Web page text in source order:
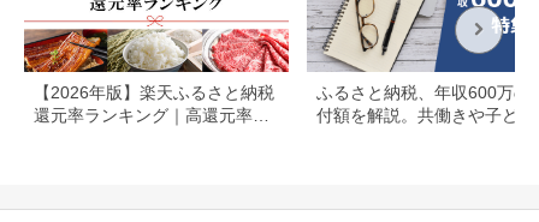
【2026年版】楽天ふるさと納税
還元率ランキング｜高還元率返
ふるさと納税、年収600万の
付額を解説。共働きや子ども